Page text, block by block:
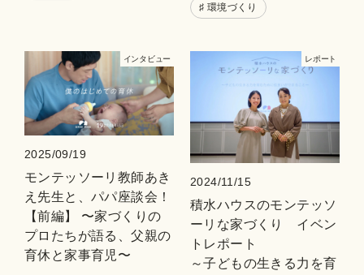
♯ 環境づくり
インタビュー
2025/09/19
モンテッソーリ教師あき
え先生と、パパ座談会！
【前編】 〜家づくりの
プロたちが語る、父親の
育休と家事育児〜
レポート
2024/11/15
積水ハウスのモンテッソ
ーリな家づくり イベン
トレポート
～子どもの生きる力を育